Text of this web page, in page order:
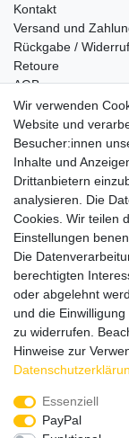
Kontakt
Versand und
Rückgabe /
Retoure
AGB
Vertrag widerrufen
Informationen
Datenschutz
Impressum
Wir verschicken
Wir verwenden
Website und
Besucher:innen
Inhalte und
Drittanbietern
analysieren. Die
Cookies. Wir teilen
Einstellungen
Die
berechtigten
oder abgelehnt
und die
zu widerrufen.
Hinweise zur
Essenziell
PayPal